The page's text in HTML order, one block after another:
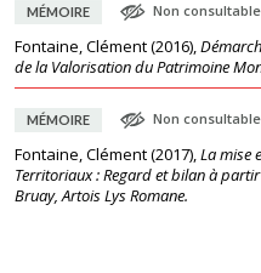
MÉMOIRE Non consultable
Fontaine, Clément(2016),
de la Valorisation du Patrimoine
MÉMOIRE Non consultable
Fontaine, Clément(2017),La mise
Territoriaux : Regard et bilan à
Bruay, Artois Lys Romane.